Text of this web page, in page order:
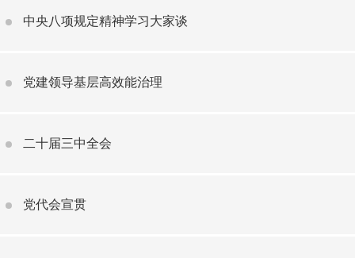
中央八项规定精神学习大家谈
党建领导基层高效能治理
二十届三中全会
党代会宣贯